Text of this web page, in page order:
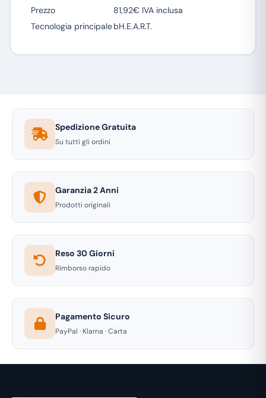
Prezzo
81,92€ IVA inclusa
Tecnologia principalebH.E.A.R.T.
Spedizione Gratuita
Su tutti gli ordini
Garanzia 2 Anni
Prodotti originali
Reso 30 Giorni
Rimborso rapido
Pagamento Sicuro
PayPal · Klarna · Carta